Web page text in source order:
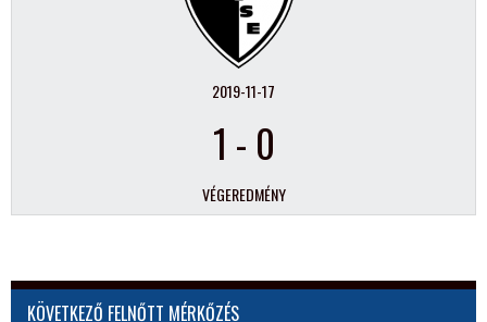
2019-11-17
1 - 0
VÉGEREDMÉNY
KÖVETKEZŐ FELNŐTT MÉRKŐZÉS